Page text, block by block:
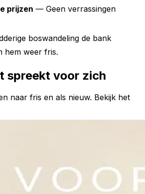
prijzen — Geen verrassingen
boswandeling de bank
hem weer fris.
spreekt voor zich
naar fris en als nieuw. Bekijk het